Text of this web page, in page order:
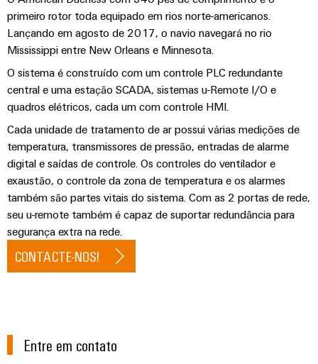
e
produtos
para
centros
de
dados
-
eficientes,
confiáveis,
escaláveis
Construção
naval
Soluções
de
ligação
abrangentes
para
o
Excelência
Fiação
de
campo
Medição
inteligente
Soluções
para
o
local
de
trabalho
Weidmüller
Sistemas
e
soluções
de
migração
Interfaces
de
serviço
Caixas
de
distribuição
Sistemas
eletrônicos
e
Suporte
Apoio
técnico
Conformidade
com
produtos
ambientais
PSIRT
Dados
de
engenharia
Catálogos
Reparos
Buscar
um
Distribuidor
VISÃO
GERAL
Imprensa
Notícias
da
empresa
Nossos
parceiros
Distribuição
IIoT
e
rede
de
Encontre
primeiro rotor toda equipado em rios norte-americanos.
Lançando em agosto de 2017, o navio navegará no rio
Mississippi entre New Orleans e Minnesota.
O sistema é construído com um controle PLC redundante
central e uma estação SCADA, sistemas u-Remote I/O e
quadros elétricos, cada um com controle HMI.
Cada unidade de tratamento de ar possui várias medições de
temperatura, transmissores de pressão, entradas de alarme
digital e saídas de controle. Os controles do ventilador e
exaustão, o controle da zona de temperatura e os alarmes
também são partes vitais do sistema. Com as 2 portas de rede,
seu u-remote também é capaz de suportar redundância para
segurança extra na rede.
CONTACTE-NOS!
Entre em contato